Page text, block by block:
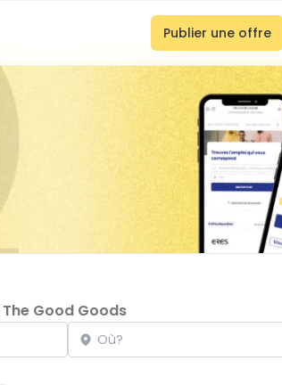
Publier une offre
The Good Goods
Localisation